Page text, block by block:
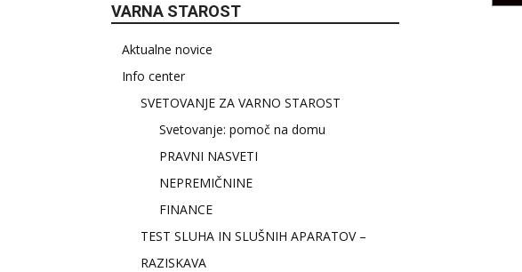
VARNA STAROST
Aktualne novice
Info center
SVETOVANJE ZA VARNO STAROST
Svetovanje: pomoč na domu
PRAVNI NASVETI
NEPREMIČNINE
FINANCE
TEST SLUHA IN SLUŠNIH APARATOV –
RAZISKAVA